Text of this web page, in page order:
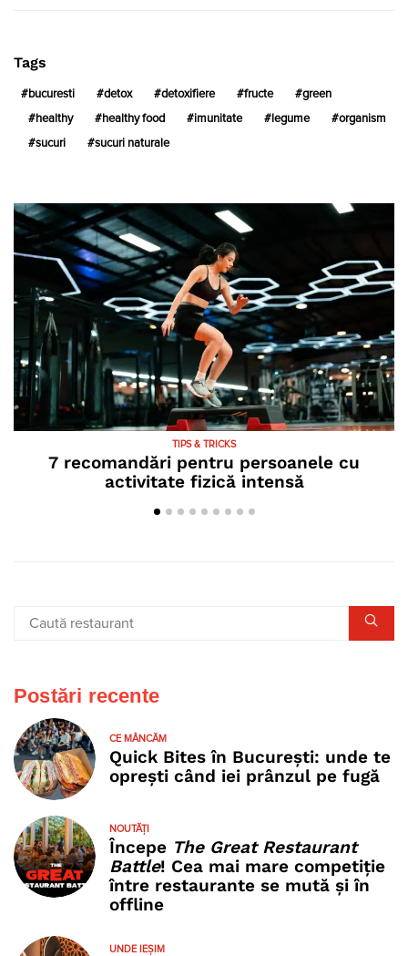
Tags
bucuresti detox detoxifiere fructe green
healthy healthy food imunitate legume organism
sucuri sucuri naturale
TIPS & TRICKS
7 recomandări pentru persoanele cu
activitate fizică intensă
Postări recente
CE MÂNCĂM
Quick Bites în București: unde te
oprești când iei prânzul pe fugă
NOUTĂȚI
Începe The Great Restaurant
Battle! Cea mai mare competiție
între restaurante se mută și în
offline
UNDE IEȘIM